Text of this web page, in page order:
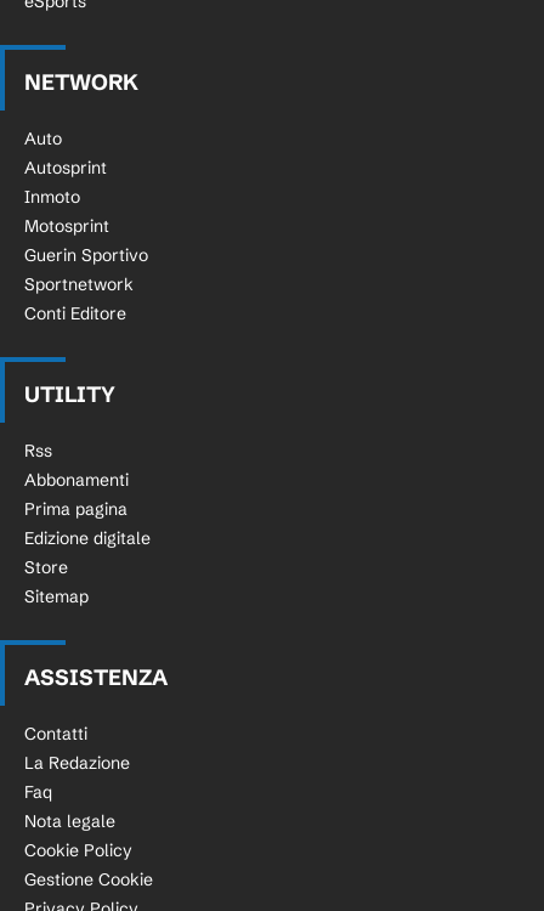
NETWORK
Auto
Autosprint
Inmoto
Motosprint
Guerin Sportivo
Sportnetwork
Conti Editore
UTILITY
Rss
Abbonamenti
Prima pagina
Edizione digitale
Store
Sitemap
ASSISTENZA
Contatti
La Redazione
Faq
Nota legale
Cookie Policy
Gestione Cookie